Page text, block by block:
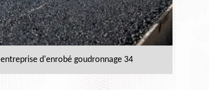
entreprise d'enrobé goudronnage 34